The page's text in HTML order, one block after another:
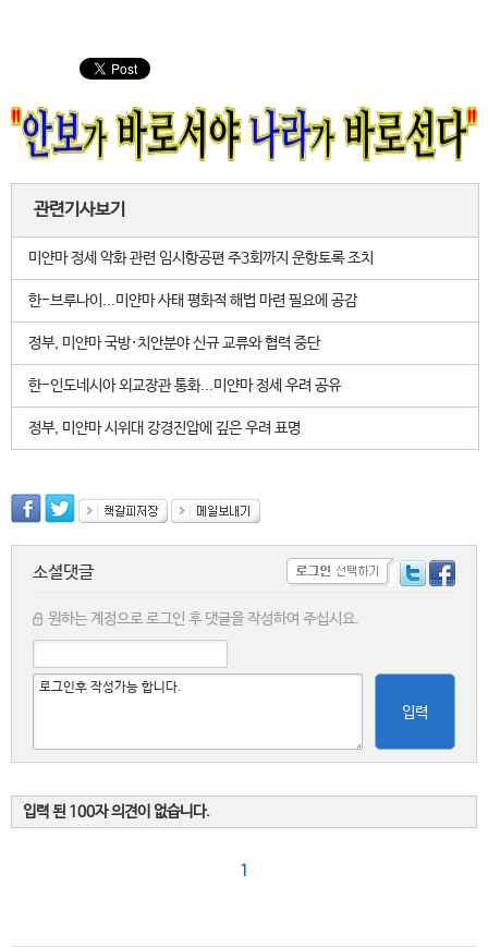
관련기사보기
미얀마 정세 악화 관련 임시항공편 주3회까지 운항토록 조치
한-브루나이...미얀마 사태 평화적 해법 마련 필요에 공감
정부, 미얀마 국방·치안분야 신규 교류와 협력 중단
한-인도네시아 외교장관 통화...미얀마 정세 우려 공유
정부, 미얀마 시위대 강경진압에 깊은 우려 표명
소셜댓글
원하는 계정으로 로그인 후 댓글을 작성하여 주십시요.
입력
입력 된 100자 의견이 없습니다.
1